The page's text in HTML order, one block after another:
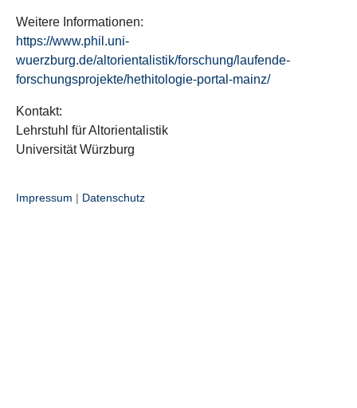
Weitere Informationen:
https://www.phil.uni-
wuerzburg.de/altorientalistik/forschung/laufende-
forschungsprojekte/hethitologie-portal-mainz/
Kontakt:
Lehrstuhl für Altorientalistik
Universität Würzburg
Impressum | Datenschutz